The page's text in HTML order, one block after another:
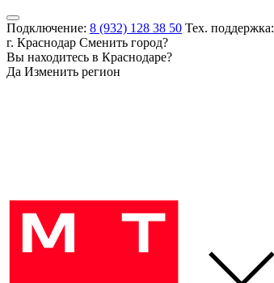
Подключение: 8 (932) 128 38 50 Тех. поддержка:
г. Краснодар Сменить город?
Вы находитесь в Краснодаре?
Да Изменить регион